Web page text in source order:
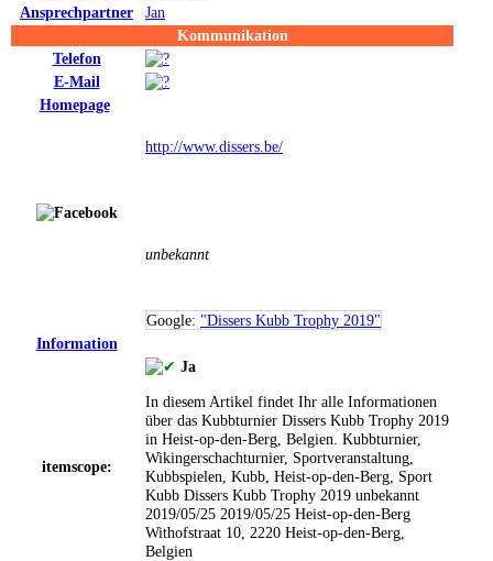
Ansprechpartner
Jan
Kommunikation
Telefon
E-Mail
Homepage
http://www.dissers.be/
unbekannt
Google: "Dissers Kubb Trophy 2019"
Information
itemscope:
Ja
In diesem Artikel findet Ihr alle Informationen
über das Kubbturnier Dissers Kubb Trophy 2019
in Heist-op-den-Berg, Belgien. Kubbturnier,
Wikingerschachturnier, Sportveranstaltung,
Kubbspielen, Kubb, Heist-op-den-Berg, Sport
Kubb Dissers Kubb Trophy 2019 unbekannt
2019/05/25 2019/05/25 Heist-op-den-Berg
Withofstraat 10, 2220 Heist-op-den-Berg,
Belgien